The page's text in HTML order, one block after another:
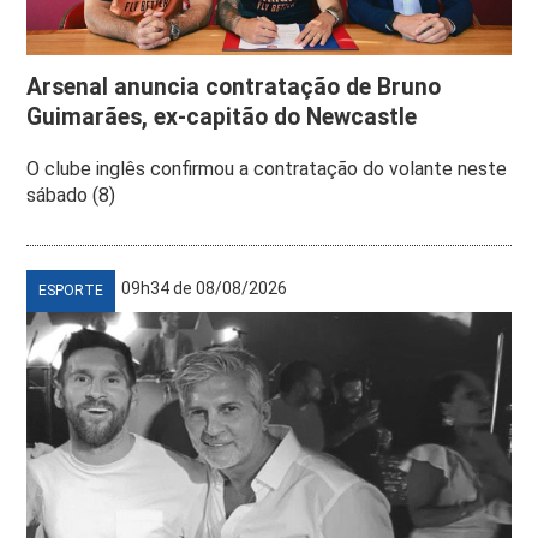
Arsenal anuncia contratação de Bruno
Guimarães, ex-capitão do Newcastle
O clube inglês confirmou a contratação do volante neste
sábado (8)
ESPORTE 09h34 de 08/08/2026